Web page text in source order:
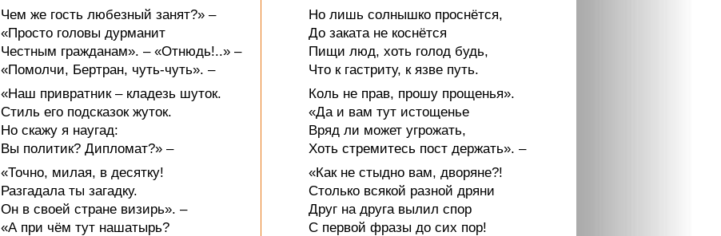
Чем же гость любезный занят?» –
«Просто головы дурманит
Честным гражданам». – «Отнюдь!..» –
«Помолчи, Бертран, чуть-чуть». –
«Наш привратник – кладезь шуток.
Стиль его подсказок жуток.
Но скажу я наугад:
Вы политик? Дипломат?» –
«Точно, милая, в десятку!
Разгадала ты загадку.
Он в своей стране визирь». –
«А при чём тут нашатырь?
Но лишь солнышко проснётся,
До заката не коснётся
Пищи люд, хоть голод будь,
Что к гастриту, к язве путь.
Коль не прав, прошу прощенья».
«Да и вам тут истощенье
Вряд ли может угрожать,
Хоть стремитесь пост держать». –
«Как не стыдно вам, дворяне?!
Столько всякой разной дряни
Друг на друга вылил спор
С первой фразы до сих пор!